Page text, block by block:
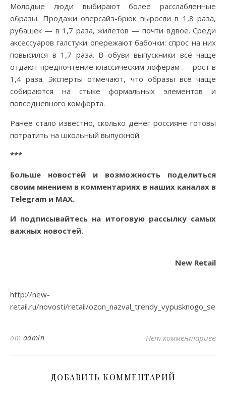
Молодые люди выбирают более расслабленные
образы. Продажи оверсайз-брюк выросли в 1,8 раза,
рубашек — в 1,7 раза, жилетов — почти вдвое. Среди
аксессуаров галстуки опережают бабочки: спрос на них
повысился в 1,7 раза. В обуви выпускники всё чаще
отдают предпочтение классическим лоферам — рост в
1,4 раза. Эксперты отмечают, что образы всё чаще
собираются на стыке формальных элементов и
повседневного комфорта.
Ранее стало известно, сколько денег россияне готовы
потратить на школьный выпускной.
***
Больше новостей и возможность поделиться
своим мнением в комментариях в наших каналах в
Telegram и MAX.
И подписывайтесь на итоговую рассылку самых
важных новостей.
New Retail
http://new-
retail.ru/novosti/retail/
от admin Нет комментариев
ДОБАВИТЬ КОММЕНТАРИЙ